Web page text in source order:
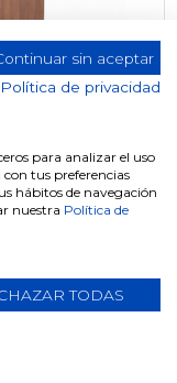
NOGAL)
sin aceptar
Política de privacidad
para analizar el uso
tus preferencias
hábitos de navegación
nuestra Política de
TODAS